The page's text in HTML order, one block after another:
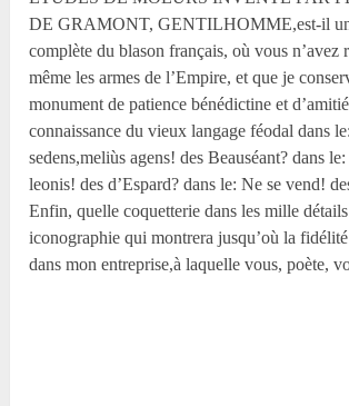
DE GRAMONT, GENTILHOMME,est-il
complète du blason français, où vous n’avez
même les armes de l’Empire, et que je
monument de patience bénédictine et
connaissance du vieux langage féodal dans
sedens,meliùs agens! des Beauséant? dans
leonis! des d’Espard? dans le: Ne se vend!
Enfin, quelle coquetterie dans les mille
iconographie qui montrera jusqu’où la fidélité
dans mon entreprise,à laquelle vous, poète,